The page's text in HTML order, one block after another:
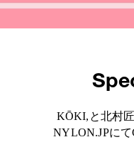
KŌKI,と北村
NYLON.JPに